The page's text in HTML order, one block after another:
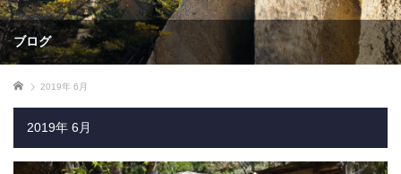
ブログ
ホーム 2019年 6月
2019年 6月